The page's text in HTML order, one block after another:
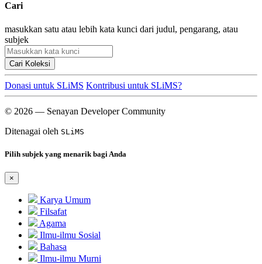
Cari
masukkan satu atau lebih kata kunci dari judul, pengarang, atau
subjek
Cari Koleksi
Donasi untuk SLiMS Kontribusi untuk SLiMS?
© 2026 — Senayan Developer Community
Ditenagai oleh SLiMS
Pilih subjek yang menarik bagi Anda
×
Karya Umum
Filsafat
Agama
Ilmu-ilmu Sosial
Bahasa
Ilmu-ilmu Murni